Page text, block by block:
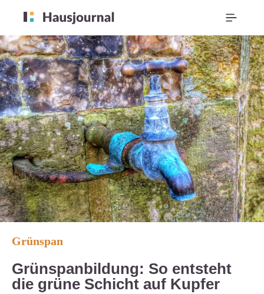
Grünspan
Grünspanbildung: So entsteht
die grüne Schicht auf Kupfer